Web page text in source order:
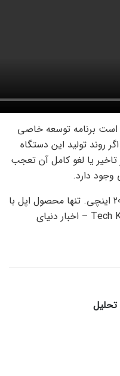
برنامه توسعه خاصی
روند تولید این دستگاه
یا لغو کامل آن تعجب
وجود دارد.
نوشته شده توسط مک بوک تاشو 20.3 اینچی. تنها محصول اپل با
برنامه توسعه مشخص ابتدا در Tech Knock – اخبار دنیای